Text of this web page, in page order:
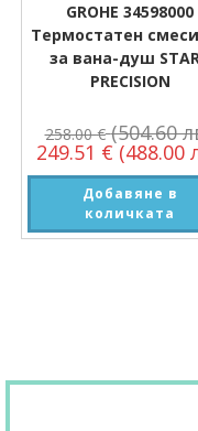
GROHE 34598000
Термостатен
за вана-душ
PRECISION
258.00€ (504.60
249.51 € (488.00
Добавяне в
количката